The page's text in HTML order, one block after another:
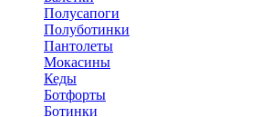
Полусапоги
Полуботинки
Пантолеты
Мокасины
Кеды
Ботфорты
Ботинки